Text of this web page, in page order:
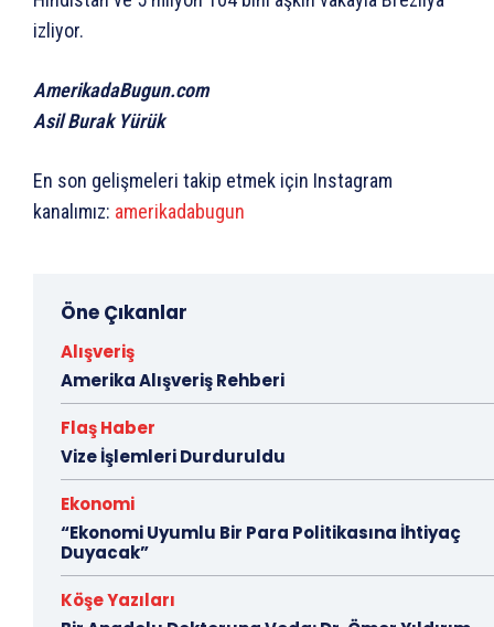
izliyor.
AmerikadaBugun.com
Asil Burak Yürük
En son gelişmeleri takip etmek için Instagram
kanalımız: amerikadabugun
Öne Çıkanlar
Alışveriş
Amerika Alışveriş Rehberi
Flaş Haber
Vize İşlemleri Durduruldu
Ekonomi
“Ekonomi Uyumlu Bir Para Politikasına İhtiyaç
Duyacak”
Köşe Yazıları